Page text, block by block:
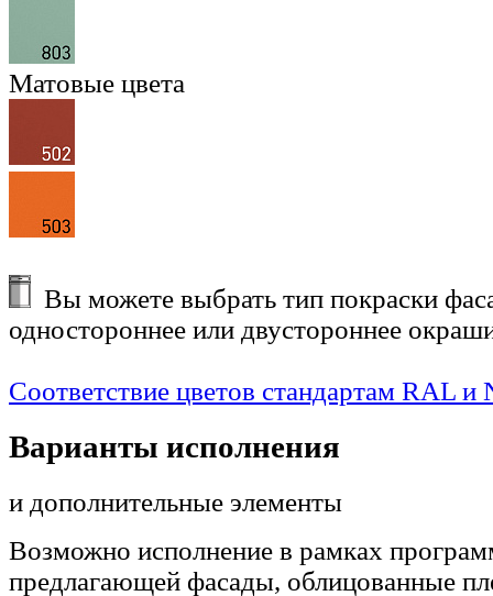
Матовые цвета
Вы можете выбрать тип покраски
одностороннее или двустороннее
Соответствие цветов стандартам RAL и
Варианты исполнения
и дополнительные элементы
Возможно исполнение в рамках
предлагающей фасады, облицованные